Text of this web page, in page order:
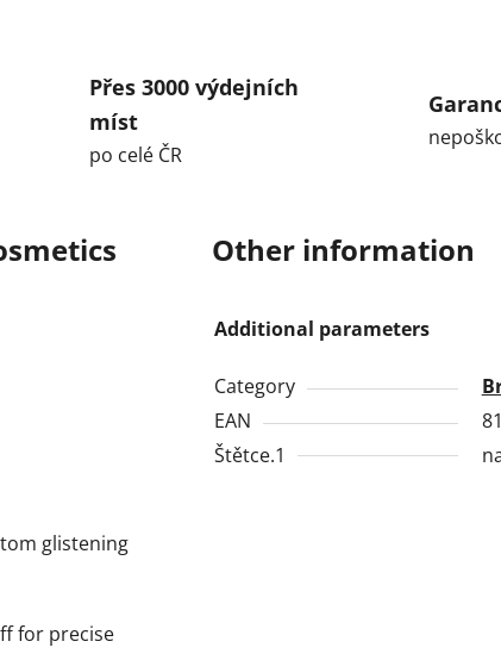
Přes 3000 výdejních
míst
po celé ČR
Other information
glistening
for precise
Additional parameters
Category
EAN
Štětce.1